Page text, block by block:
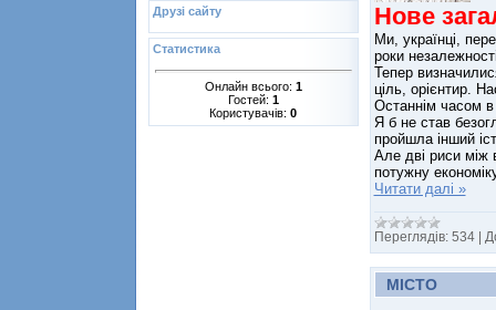
Друзі сайту
Статистика
Онлайн всього: 1
Гостей: 1
Користувачів: 0
Нове
Ми, українці,
роки
Тепер
ціль, орієнтир.
Останнім часом в
Я б не став
пройшла інший
Але дві риси між
потужну
Читати далі »
Переглядів: 534 |
МІСТО